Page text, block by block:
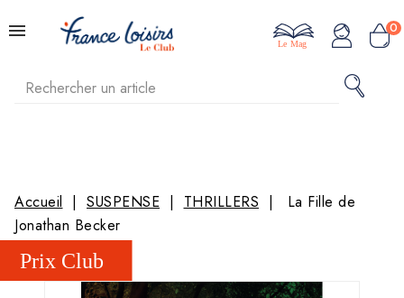
0
Le Mag
Accueil SUSPENSE THRILLERS
La Fille de
Jonathan Becker